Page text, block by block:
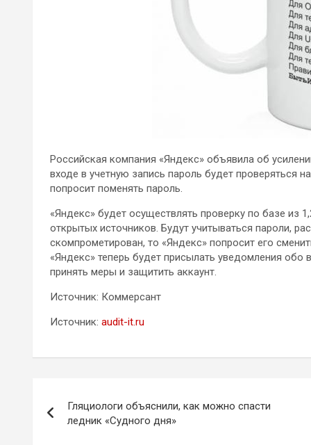
Российская компания «Яндекс» объявила об
входе в учетную запись пароль будет проверяться
попросит поменять пароль.
«Яндекс» будет осуществлять проверку по базе из
открытых источников. Будут учитываться пароли,
скомпрометирован, то «Яндекс» попросит его
«Яндекс» теперь будет присылать уведомления
принять меры и защитить аккаунт.
Источник: Коммерсант
Источник: audit-it.ru
по
Гляциологи объяснили, как можно спасти
ледник «Судного дня»